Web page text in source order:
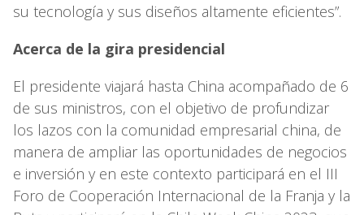
su tecnología y sus diseños altamente eficientes”.
Acerca de la gira presidencial
El presidente viajará hasta China acompañado de 6
de sus ministros, con el objetivo de profundizar
los lazos con la comunidad empresarial china, de
manera de ampliar las oportunidades de negocios
e inversión y en este contexto participará en el III
Foro de Cooperación Internacional de la Franja y la